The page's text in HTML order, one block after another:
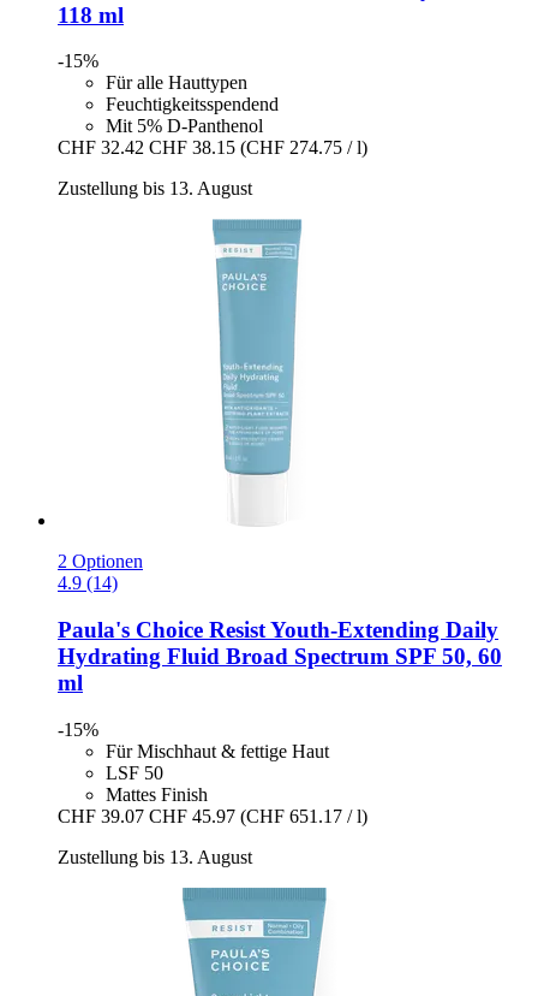
118 ml
-15%
Für alle Hauttypen
Feuchtigkeitsspendend
Mit 5% D-Panthenol
CHF 32.42 CHF 38.15 (CHF 274.75 / l)
Zustellung bis 13. August
2 Optionen
4.9 (14)
Paula's Choice Resist Youth-​Extending Daily
Hydrating Fluid Broad Spectrum SPF 50, 60
ml
-15%
Für Mischhaut & fettige Haut
LSF 50
Mattes Finish
CHF 39.07 CHF 45.97 (CHF 651.17 / l)
Zustellung bis 13. August